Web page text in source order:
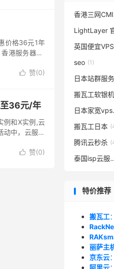
价格36元1年
港服务器99
 赞(0)
36元/年
例和X实例,云
中，云服务
 赞(0)
seo (1)
搬瓦工日本
腾讯云秒杀
泰国
特价推荐
搬瓦工
丽萨主
京东云
阿里云